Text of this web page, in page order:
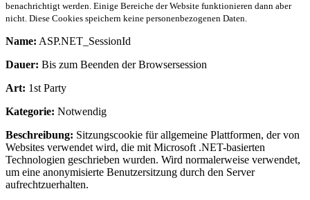
benachrichtigt werden. Einige Bereiche der Website funktionieren dann aber
nicht. Diese Cookies speichern keine personenbezogenen Daten.
Name: ASP.NET_SessionId
Dauer: Bis zum Beenden der Browsersession
Art: 1st Party
Kategorie: Notwendig
Beschreibung: Sitzungscookie für allgemeine Plattformen, der von
Websites verwendet wird, die mit Microsoft .NET-basierten
Technologien geschrieben wurden. Wird normalerweise verwendet,
um eine anonymisierte Benutzersitzung durch den Server
aufrechtzuerhalten.